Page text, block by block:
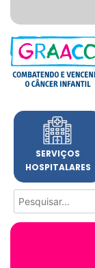
SERVIÇOS
HOSPITALARES